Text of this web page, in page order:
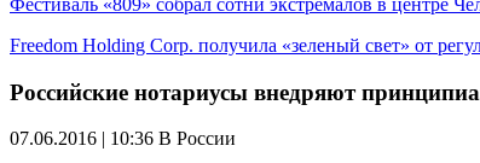
Фестиваль «809» собрал сотни экстремалов в центре
Freedom Holding Corp. получила «зеленый свет» от
Российские нотариусы внедряют
07.06.2016 | 10:36 В России